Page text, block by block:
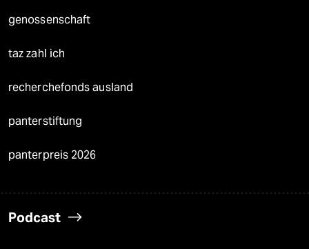
genossenschaft
taz zahl ich
recherchefonds ausland
panterstiftung
panterpreis 2026
Podcast